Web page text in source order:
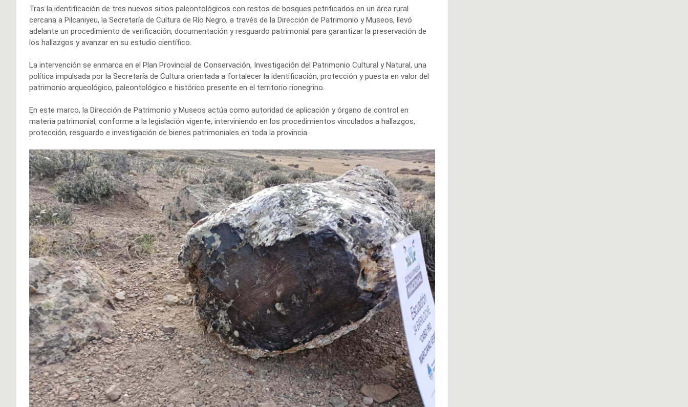
Tras la identificación de tres nuevos sitios paleontológicos con restos de bosques petrificados en un área rural
cercana a Pilcaniyeu, la Secretaría de Cultura de Río Negro, a través de la Dirección de Patrimonio y Museos, llevó
adelante un procedimiento de verificación, documentación y resguardo patrimonial para garantizar la preservación de
los hallazgos y avanzar en su estudio científico.
La intervención se enmarca en el Plan Provincial de Conservación, Investigación del Patrimonio Cultural y Natural, una
política impulsada por la Secretaría de Cultura orientada a fortalecer la identificación, protección y puesta en valor del
patrimonio arqueológico, paleontológico e histórico presente en el territorio rionegrino.
En este marco, la Dirección de Patrimonio y Museos actúa como autoridad de aplicación y órgano de control en
materia patrimonial, conforme a la legislación vigente, interviniendo en los procedimientos vinculados a hallazgos,
protección, resguardo e investigación de bienes patrimoniales en toda la provincia.